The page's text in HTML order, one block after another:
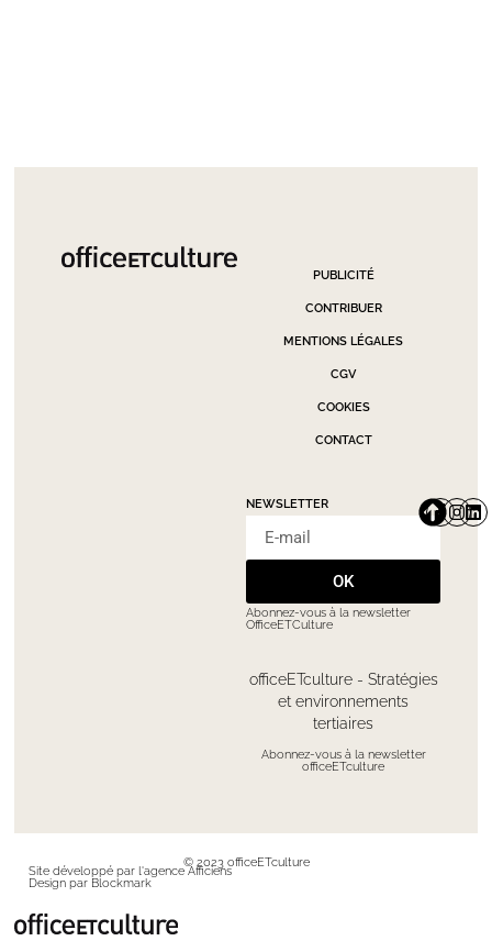
PUBLICITÉ
CONTRIBUER
MENTIONS LÉGALES
CGV
COOKIES
CONTACT
NEWSLETTER
OK
Abonnez-vous à la newsletter
OfficeETCulture
officeETculture - Stratégies
et environnements
tertiaires
Abonnez-vous à la newsletter
officeETculture
© 2023 officeETculture
Site développé par l'agence Afficiens
Design par Blockmark